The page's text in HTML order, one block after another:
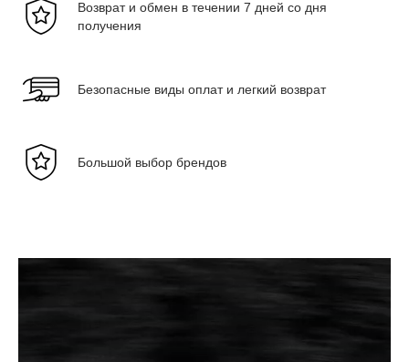
Возврат и обмен в течении 7 дней со дня
получения
Безопасные виды оплат и легкий возврат
Большой выбор брендов